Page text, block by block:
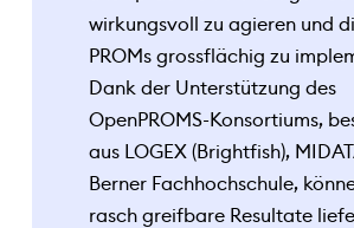
wirkungsvoll zu agieren und
PROMs grossflächig zu
Dank der Unterstützung des
OpenPROMS-Konsortiums,
aus LOGEX (Brightfish),
Berner Fachhochschule,
rasch greifbare Resultate